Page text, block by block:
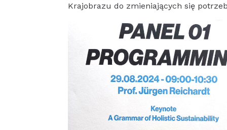
Krajobrazu do zmieniających się